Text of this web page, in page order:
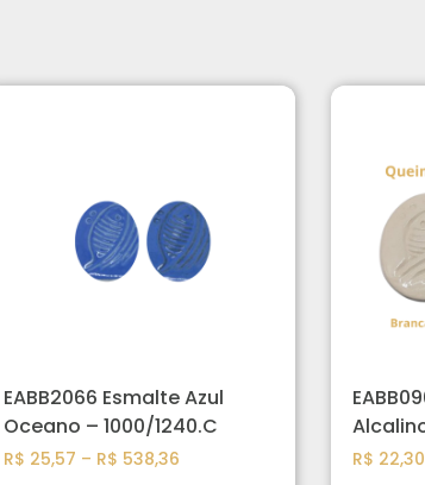
EABB2066 Esmalte Azul
Oceano – 1000/1240.C
R$ 25,57 – R$ 538,36 R$ 22,30